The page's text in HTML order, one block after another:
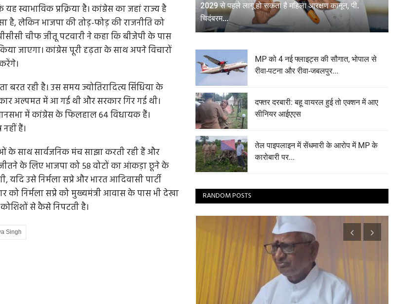
स्वाभाविक प्रक्रिया है। कांग्रेस का जहां राज्य है
है, लेकिन भाजपा की तोड़-फोड़ की राजनीति को
चीफ जीतू पटवारी ने कहा कि बीजेपी के पास
जाएगा। कांग्रेस पूरी दृढ़ता के साथ अपने विचारों
रही है। उस समय ज्योतिरादित्य सिंधिया के
अल्पमत में आ गई थी और सरकार गिर गई थी।
में कांग्रेस के फिलहाल 64 विधायक हैं।
हैं।
के साथ सार्वजनिक मंच साझा करती रही हैं और
के लिए भाजपा को 58 वोटों का आंकड़ा छूने के
उसे निर्मला सप्रे और भारत आदिवासी पार्टी
निर्मला सप्रे को मुख्यमंत्री आवास के पास भी देखा
से कैसे निपटती है।
Singh
2029 से पहले लागू हो सकता है महिला आरक्षण कानून, पी.
चिदंबरम...
MP को 4 नई फ्लाइट्स की सौगात, भोपाल से
रीवा-पटना और रीवा-जबलपुर...
दफ्तर दरबारी: बहू वायरल हुई तो एक्शन में आए
सीनियर आईएएस
तेल पाइपलाइन में सेंधमारी के आरोप में MP के
कारोबारी पर...
RANDOM POSTS